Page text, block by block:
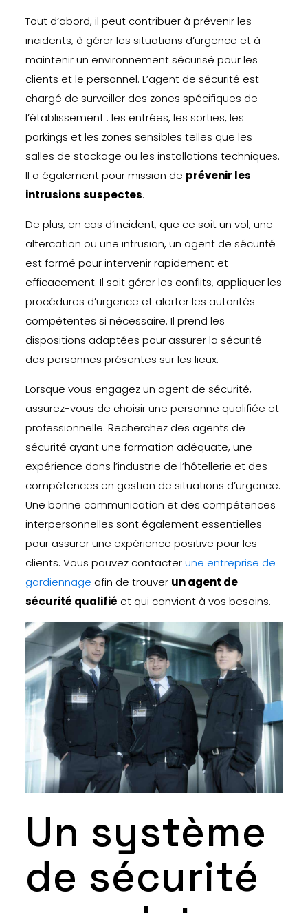
Tout d’abord, il peut contribuer à prévenir les
incidents, à gérer les situations d’urgence et à
maintenir un environnement sécurisé pour les
clients et le personnel. L’agent de sécurité est
chargé de surveiller des zones spécifiques de
l’établissement : les entrées, les sorties, les
parkings et les zones sensibles telles que les
salles de stockage ou les installations techniques.
Il a également pour mission de prévenir les
intrusions suspectes.
De plus, en cas d’incident, que ce soit un vol, une
altercation ou une intrusion, un agent de sécurité
est formé pour intervenir rapidement et
efficacement. Il sait gérer les conflits, appliquer les
procédures d’urgence et alerter les autorités
compétentes si nécessaire. Il prend les
dispositions adaptées pour assurer la sécurité
des personnes présentes sur les lieux.
Lorsque vous engagez un agent de sécurité,
assurez-vous de choisir une personne qualifiée et
professionnelle. Recherchez des agents de
sécurité ayant une formation adéquate, une
expérience dans l’industrie de l’hôtellerie et des
compétences en gestion de situations d’urgence.
Une bonne communication et des compétences
interpersonnelles sont également essentielles
pour assurer une expérience positive pour les
clients. Vous pouvez contacterune entreprise de
gardiennage afin de trouver un agent de
sécurité qualifié et qui convient à vos besoins.
Un système
de sécurité